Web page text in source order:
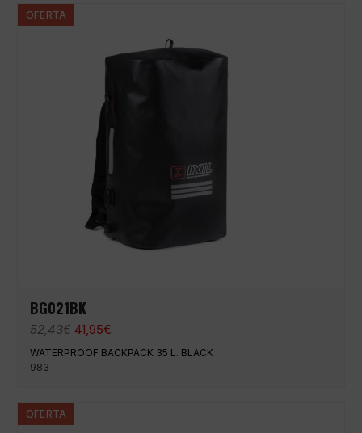
OFERTA
BG021BK
52,43€ El
precio
41,95€
precio
WATERPROOF BACKPACK 35 L. BLACK
983
OFERTA